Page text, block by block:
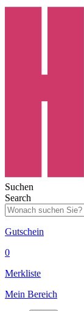
Suchen
Search
Gutschein
0
Merkliste
Mein Bereich